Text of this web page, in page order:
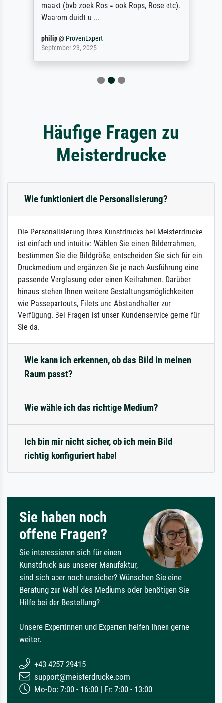
maakt (bvb zoek Ros = ook Rops, Rose etc).
Waarom duidt u ...
philip@ ProvenExpert
September 23, 2025
Häufige Fragen zu
Meisterdrucke
Wie funktioniert die Personalisierung?
Die Personalisierung Ihres Kunstdrucks bei Meisterdrucke
ist einfach und intuitiv: Wählen Sie einen Bilderrahmen,
bestimmen Sie die Bildgröße, entscheiden Sie sich für ein
Druckmedium und ergänzen Sie je nach Ausführung eine
passende Verglasung oder einen Keilrahmen. Darüber
hinaus stehen Ihnen weitere Gestaltungsmöglichkeiten
wie Passepartouts, Filets und Abstandhalter zur
Verfügung. Bei Fragen ist unser Kundenservice gerne für
Sie da.
Wie kann ich erkennen, ob das Bild in meinen
Raum passt?
Wie wähle ich das richtige Medium?
Ich bin mir nicht sicher, ob ich mein Bild
richtig konfiguriert habe!
Sie haben noch
offene Fragen?
Sie interessieren sich für einen
Kunstdruck aus unserer Manufaktur,
sind sich aber noch unsicher? Wünschen Sie eine
Beratung zur Wahl des Mediums oder benötigen Sie
Hilfe bei der Bestellung?
Unsere Expertinnen und Experten helfen Ihnen gerne
weiter.
+43 4257 29415
support@meisterdrucke.com
Mo-Do: 7:00 - 16:00 | Fr: 7:00 - 13:00